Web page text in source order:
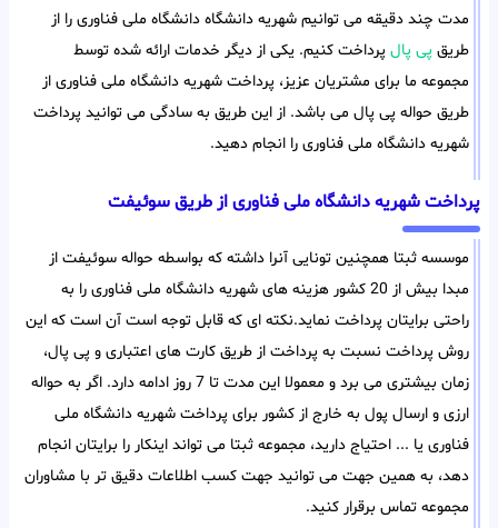
مدت چند دقیقه می توانیم شهریه دانشگاه دانشگاه ملی فناوری را از
طریق پی پال پرداخت کنیم. یکی از دیگر خدمات ارائه شده توسط
مجموعه ما برای مشتریان عزیز، پرداخت شهریه دانشگاه ملی فناوری از
طریق حواله پی پال می باشد. از این طریق به سادگی می توانید پرداخت
شهریه دانشگاه ملی فناوری را انجام دهید.
پرداخت شهریه دانشگاه ملی فناوری از طریق سوئیفت
موسسه ثبتا همچنین تونایی آنرا داشته که بواسطه حواله سوئیفت از
مبدا بیش از 20 کشور هزینه های شهریه دانشگاه ملی فناوری را به
راحتی برایتان پرداخت نماید.نکته ای که قابل توجه است آن است که این
روش پرداخت نسبت به پرداخت از طریق کارت های اعتباری و پی پال،
زمان بیشتری می برد و معمولا این مدت تا 7 روز ادامه دارد. اگر به حواله
ارزی و ارسال پول به خارج از کشور برای پرداخت شهریه دانشگاه ملی
فناوری یا ... احتیاج دارید، مجموعه ثبتا می تواند اینکار را برایتان انجام
دهد، به همین جهت می توانید جهت کسب اطلاعات دقیق تر با مشاوران
مجموعه تماس برقرار کنید.